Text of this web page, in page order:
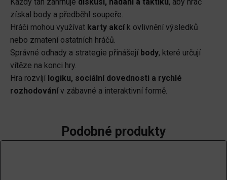
získal body a předběhl soupeře.
Hráči mohou využívat karty akcík ovlivnění výsledků
nebo zmatení ostatních hráčů.
Správné odhady a strategie přinášejí body, které určují
vítěze na konci hry.
Hra rozvíjí logiku, sociální dovednosti a rychlé
rozhodovánív zábavné a interaktivní formě.
Podobné produkty